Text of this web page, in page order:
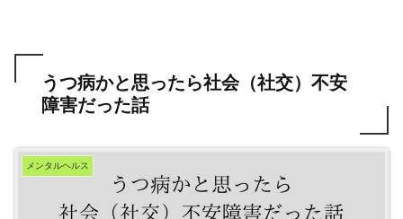
うつ病かと思ったら社会（社交）不安
障害だった話
メンタルヘルス